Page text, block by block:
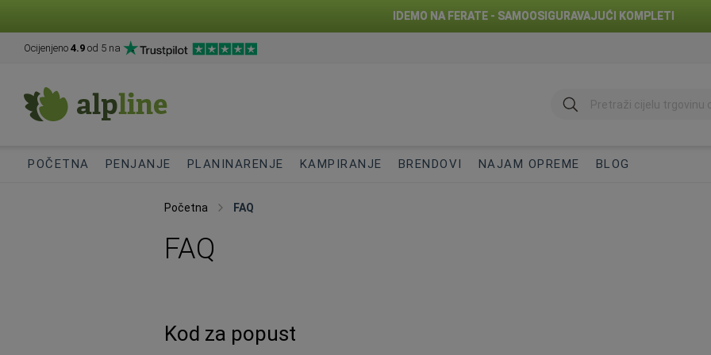
IDEMO NA FERATE - SAMOOSIGURAVAJUĆI KOMPLETI
Ocijenjeno 4.9 od 5 na
traži
POČETNA PENJANJE PLANINARENJE KAMPIRANJE BRENDOVI NAJAM OPREME BLOG
Početna FAQ
FAQ
Kod za popust